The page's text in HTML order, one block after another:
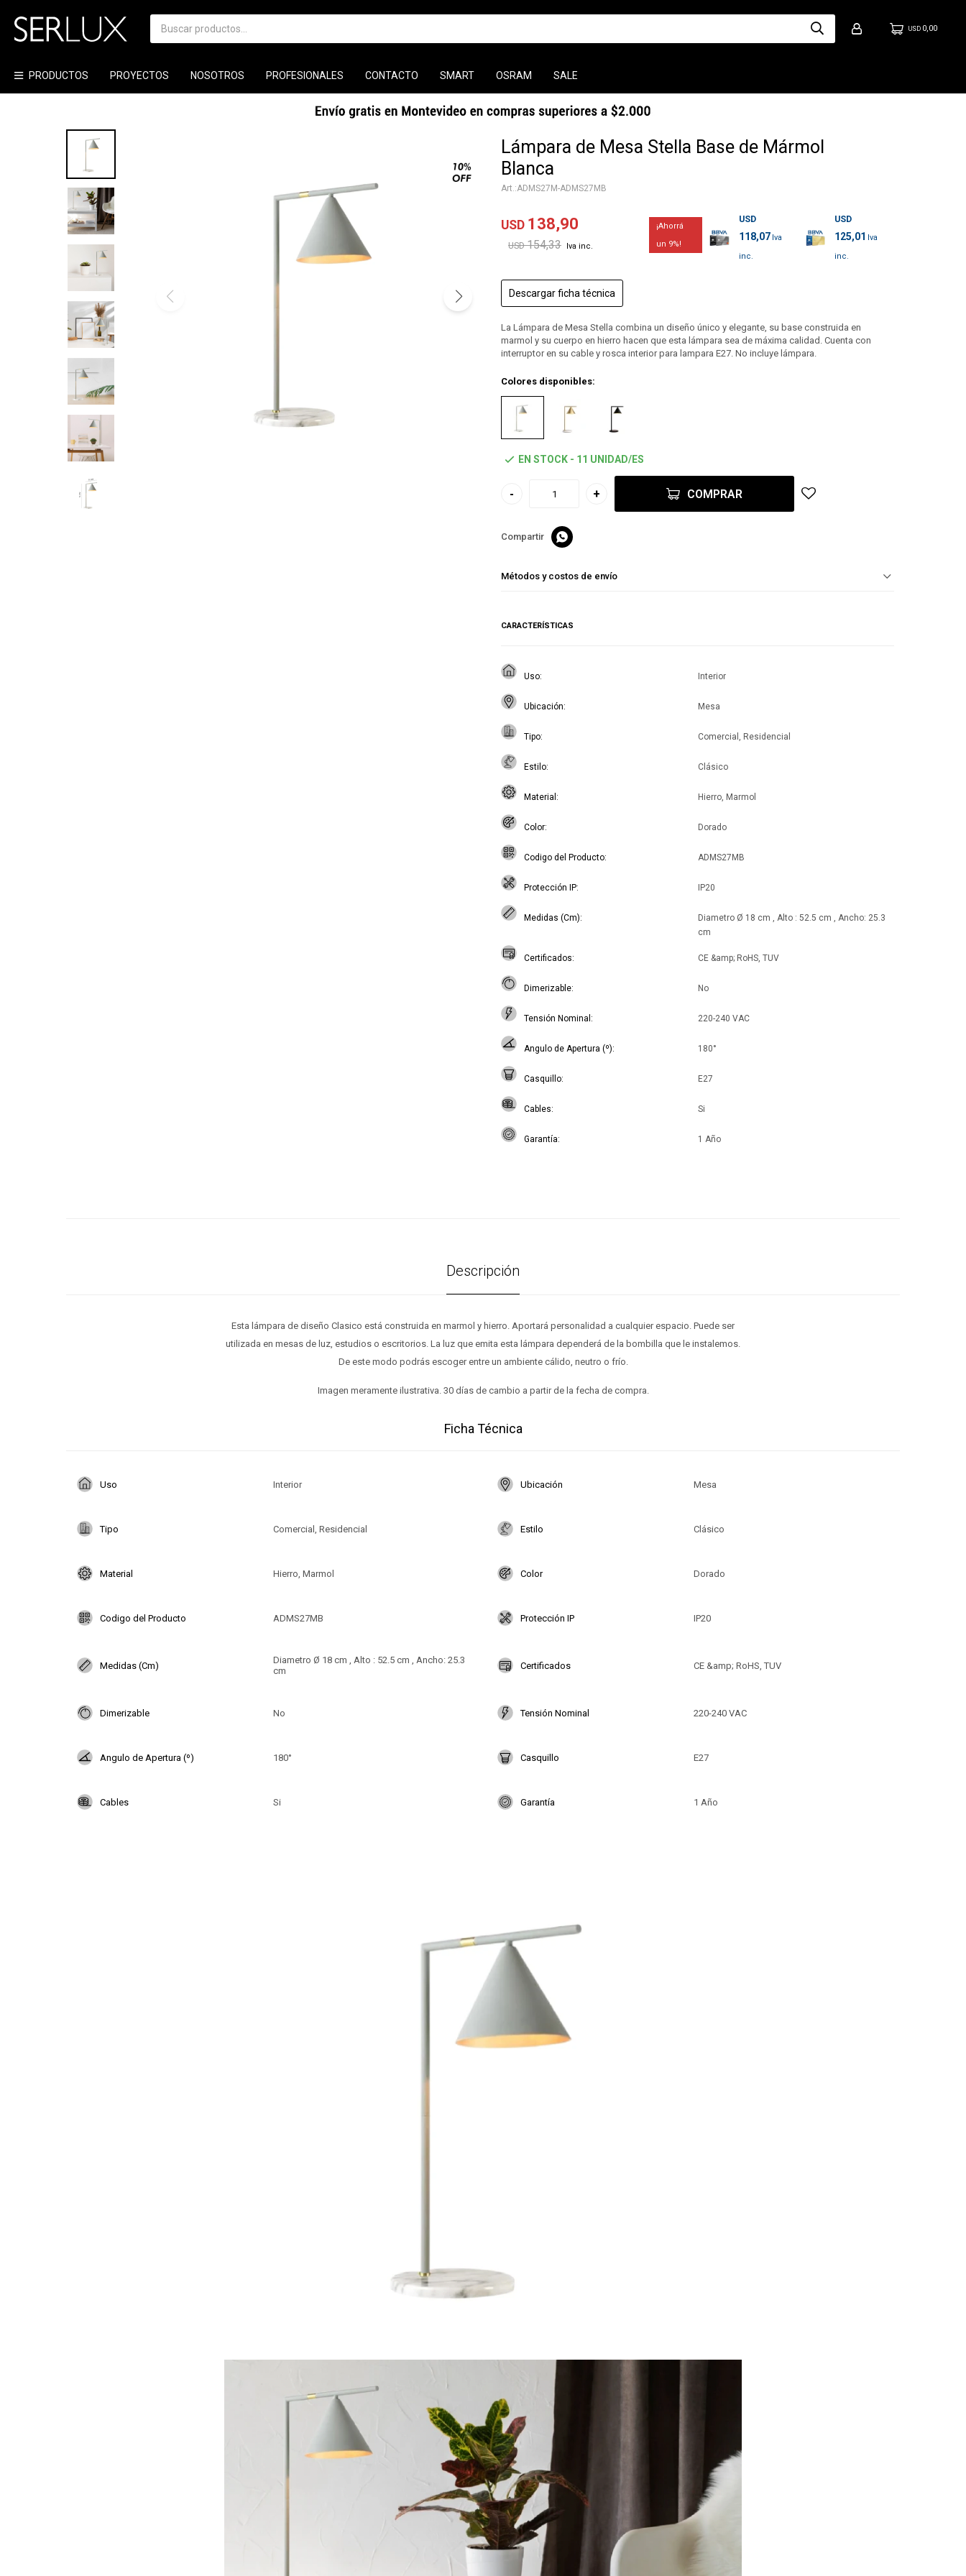
PRODUCTOS PROYECTOS NOSOTROS PROFESIONALES CONTACTO SMART OSRAM SALE
USD 0,00
Lámpara de Mesa Stella Base de Mármol
Blanca
ADMS27M-ADMS27MB
USD 138,90
USD 154,33 9
USD
118,07
USD
125,01
Descargar ficha técnica
La Lámpara de Mesa Stella combina un diseño único y elegante, su base construida en
marmol y su cuerpo en hierro hacen que esta lámpara sea de máxima calidad. Cuenta con
interruptor en su cable y rosca interior para lampara E27. No incluye lámpara.
Colores disponibles:
EN STOCK - 11 UNIDAD/ES
- + COMPRAR

Métodos y costos de envío
CARACTERÍSTICAS
Uso Interior
Ubicación Mesa
Tipo Comercial, Residencial
Estilo Clásico
Material Hierro, Marmol
Color Dorado
Codigo del Producto ADMS27MB
Protección IP IP20
Medidas (Cm)
Diametro Ø 18 cm , Alto : 52.5 cm , Ancho: 25.3
cm
Certificados CE &amp; RoHS, TUV
Dimerizable No
Tensión Nominal 220-240 VAC
Angulo de Apertura (º) 180°
Casquillo E27
Cables Si
Garantía 1 Año
Descripción
Esta lámpara de diseño Clasico está construida en marmol y hierro. Aportará personalidad a cualquier espacio. Puede ser
utilizada en mesas de luz, estudios o escritorios. La luz que emita esta lámpara dependerá de la bombilla que le instalemos.
De este modo podrás escoger entre un ambiente cálido, neutro o frío.
Imagen meramente ilustrativa. 30 días de cambio a partir de la fecha de compra.
Ficha Técnica
Uso Interior Ubicación Mesa
Tipo Comercial, Residencial Estilo Clásico
Material Hierro, Marmol Color Dorado
Codigo del Producto ADMS27MB Protección IP IP20
Medidas (Cm)
Diametro Ø 18 cm , Alto : 52.5 cm , Ancho: 25.3
cm
Certificados CE &amp; RoHS, TUV
Dimerizable No Tensión Nominal 220-240 VAC
Angulo de Apertura (º) 180° Casquillo E27
Cables Si Garantía 1 Año